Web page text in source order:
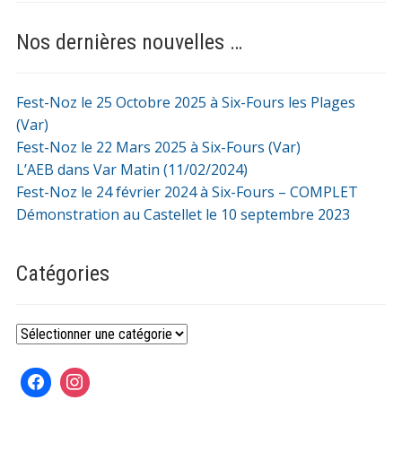
Nos dernières nouvelles …
Fest-Noz le 25 Octobre 2025 à Six-Fours les Plages
(Var)
Fest-Noz le 22 Mars 2025 à Six-Fours (Var)
L’AEB dans Var Matin (11/02/2024)
Fest-Noz le 24 février 2024 à Six-Fours – COMPLET
Démonstration au Castellet le 10 septembre 2023
Catégories
Catégories